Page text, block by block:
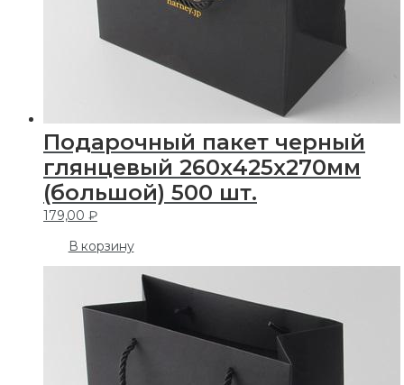
Подарочный пакет черный
глянцевый 260х425х270мм
(большой) 500 шт.
179,00₽
В корзину